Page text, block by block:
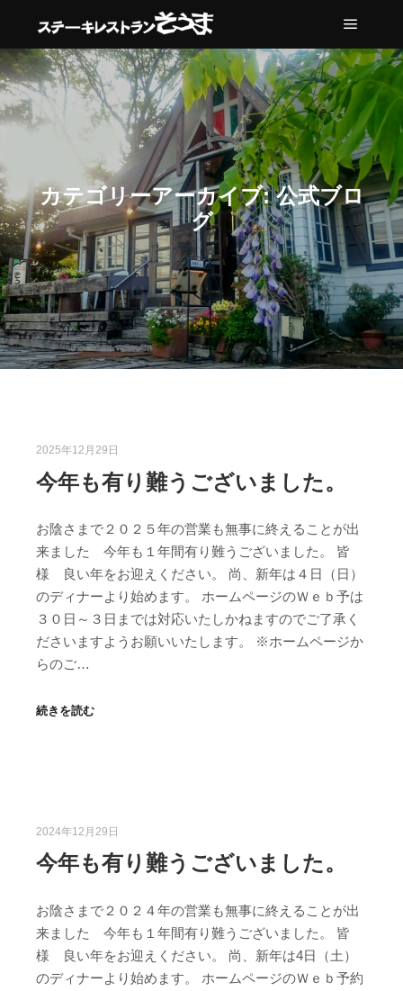
メイン
カテゴリーアーカイブ:公式ブロ
グ
2025年12月29日
今年も有り難うございました。
お陰さまで２０２５年の営業も無事に終えることが出
来ました 今年も１年間有り難うございました。 皆
様 良い年をお迎えください。 尚、新年は４日（日）
のディナーより始めます。 ホームページのＷｅｂ予は
３０日～３日までは対応いたしかねますのでご了承く
ださいますようお願いいたします。 ※ホームページか
らのご…
続きを読む
2024年12月29日
今年も有り難うございました。
お陰さまで２０２４年の営業も無事に終えることが出
来ました 今年も１年間有り難うございました。 皆
様 良い年をお迎えください。 尚、新年は4日（土）
のディナーより始めます。 ホームページのＷｅｂ予約